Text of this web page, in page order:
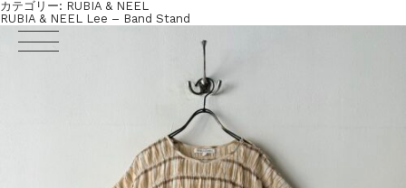
カテゴリー: RUBIA & NEEL
RUBIA & NEEL Lee – Band Stand